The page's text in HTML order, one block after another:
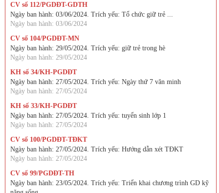
CV số 112/PGDĐT-GDTH
Ngày ban hành: 03/06/2024. Trích yếu: Tổ chức giữ trẻ ...
Ngày ban hành: 03/06/2024
CV số 104/PGDĐT-MN
Ngày ban hành: 29/05/2024. Trích yếu: giữ trẻ trong hè
Ngày ban hành: 29/05/2024
KH số 34/KH-PGDĐT
Ngày ban hành: 27/05/2024. Trích yếu: Ngày thứ 7 văn minh
Ngày ban hành: 27/05/2024
KH số 33/KH-PGDĐT
Ngày ban hành: 27/05/2024. Trích yếu: tuyển sinh lớp 1
Ngày ban hành: 27/05/2024
CV số 100/PGDĐT-TĐKT
Ngày ban hành: 27/05/2024. Trích yếu: Hướng dẫn xét TĐKT
Ngày ban hành: 27/05/2024
CV số 99/PGDĐT-TH
Ngày ban hành: 23/05/2024. Trích yếu: Triển khai chương trình GD kỹ